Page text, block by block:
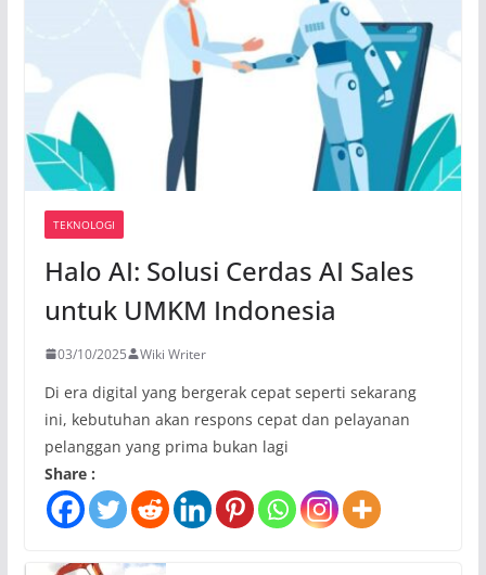
TEKNOLOGI
Halo AI: Solusi Cerdas AI Sales
untuk UMKM Indonesia
03/10/2025 Wiki Writer
Di era digital yang bergerak cepat seperti sekarang
ini, kebutuhan akan respons cepat dan pelayanan
pelanggan yang prima bukan lagi
Share :